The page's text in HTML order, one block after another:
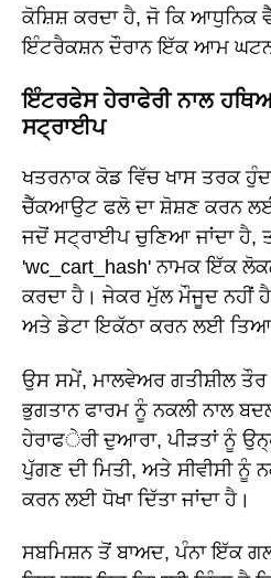
ਕੋਸ਼ਿਸ਼ ਕਰਦਾ ਹੈ, ਜੋ ਕਿ ਆਧੁਨਿਕ
ਇੰਟਰੈਕਸ਼ਨ ਦੌਰਾਨ ਇੱਕ ਆਮ
ਇੰਟਰਫੇਸ ਹੇਰਾਫੇਰੀ ਨਾਲ
ਸਟ੍ਰਾਈਪ
ਖਤਰਨਾਕ ਕੋਡ ਵਿੱਚ ਖਾਸ ਤਰਕ
ਚੈੱਕਆਉਟ ਫਲੋ ਦਾ ਸ਼ੋਸ਼ਣ ਕਰਨ
ਜਦੋਂ ਸਟ੍ਰਾਈਪ ਚੁਣਿਆ ਜਾਂਦਾ ਹੈ,
'wc_cart_hash' ਨਾਮਕ ਇੱਕ
ਕਰਦਾ ਹੈ। ਜੇਕਰ ਮੁੱਲ ਮੌਜੂਦ ਨਹੀਂ
ਅਤੇ ਡੇਟਾ ਇਕੱਠਾ ਕਰਨ ਲਈ
ਉਸ ਸਮੇਂ, ਮਾਲਵੇਅਰ ਗਤੀਸ਼ੀਲ
ਭੁਗਤਾਨ ਫਾਰਮ ਨੂੰ ਨਕਲੀ ਨਾਲ
ਹੇਰਾਫੇਰੀ ਦੁਆਰਾ, ਪੀੜਤਾਂ ਨੂੰ
ਪੁੱਗਣ ਦੀ ਮਿਤੀ, ਅਤੇ ਸੀਵੀਸੀ ਨੂੰ
ਕਰਨ ਲਈ ਧੋਖਾ ਦਿੱਤਾ ਜਾਂਦਾ ਹੈ।
ਸਬਮਿਸ਼ਨ ਤੋਂ ਬਾਅਦ, ਪੰਨਾ ਇੱਕ